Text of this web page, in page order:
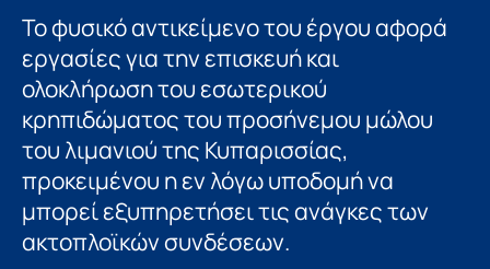
Το φυσικό αντικείµενο του έργου αφορά
εργασίες για την επισκευή και
ολοκλήρωση του εσωτερικού
κρηπιδώµατος του προσήνεµου µώλου
του λιμανιού της Κυπαρισσίας,
προκειµένου η εν λόγω υποδομή να
μπορεί εξυπηρετήσει τις ανάγκες των
ακτοπλοϊκών συνδέσεων.